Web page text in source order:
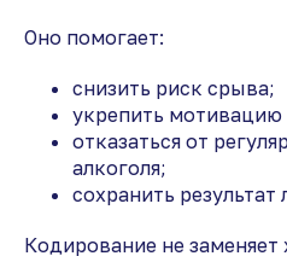
Оно помогает:
снизить риск срыва;
укрепить мотивацию
отказаться от
алкоголя;
сохранить результат
Кодирование не заменяет